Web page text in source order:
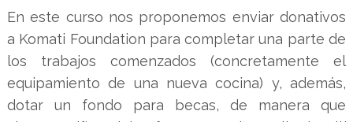
En este curso nos proponemos enviar donativos
a Komati Foundation para completar una parte de
los trabajos comenzados (concretamente el
equipamiento de una nueva cocina) y, además,
dotar un fondo para becas, de manera que